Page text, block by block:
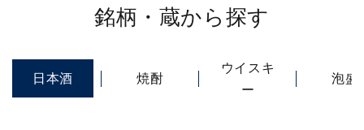
銘柄・蔵から探す
日本酒 焼酎
ウイスキ
ー
泡盛